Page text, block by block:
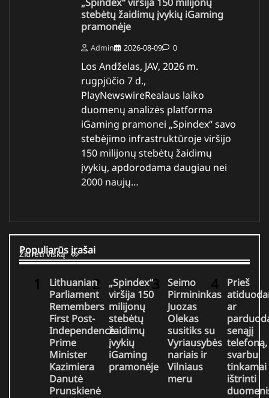
stebėtų žaidimų įvykių iGaming
pramonėje
Admin 2026-08-09 0
Los Andželas, JAV, 2026 m.
rugpjūčio 7 d.,
PlayNewswireRealaus laiko
duomenų analizės platforma
iGaming pramonei „Spindex“ savo
stebėjimo infrastruktūroje viršijo
150 milijonų stebėtų žaidimų
įvykių, apdorodama daugiau nei
2000 naujų…
Populiarūs įrašai
Žiūrėti viską
Lithuanian
Parliament
Remembers
First Post-
Independence
Prime
Minister
Kazimiera
Danutė
Prunskienė
„Spindex“
viršija 150
milijonų
stebėtų
žaidimų
įvykių
iGaming
pramonėje
Seimo
Pirmininkas
Juozas
Olekas
susitiks su
Vyriausybės
nariais ir
Vilniaus
meru
Prieš
ar
senąjį
telefoną,
svarbu
tinkamai
ištrinti